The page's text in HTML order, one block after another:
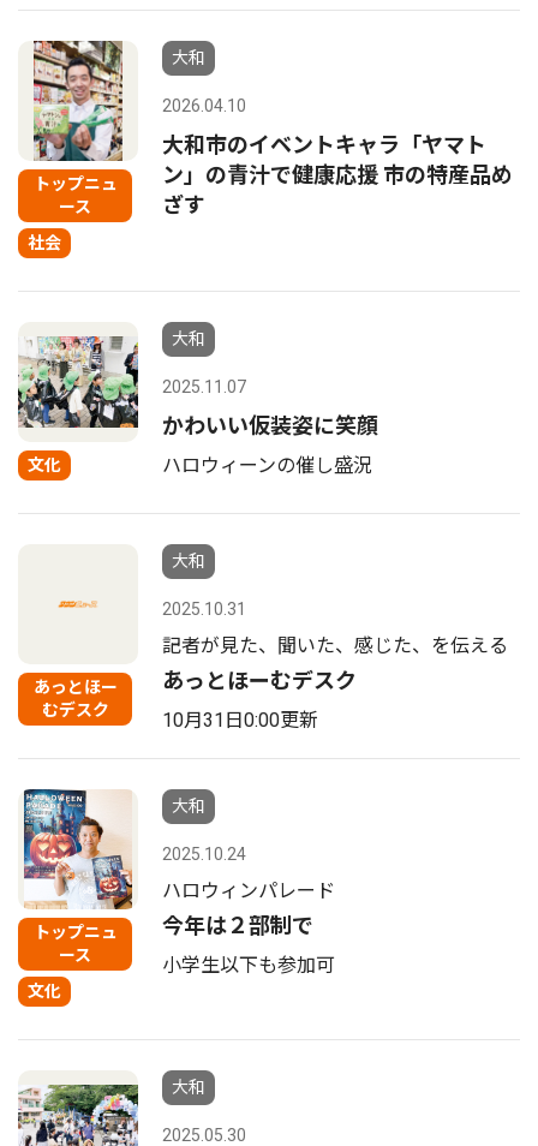
トップニュ
ース
社会
大和
2026.04.10
大和市のイベントキャラ「ヤマト
ン」の青汁で健康応援 市の特産品め
ざす
文化
大和
2025.11.07
かわいい仮装姿に笑顔
ハロウィーンの催し盛況
あっとほー
むデスク
大和
2025.10.31
記者が見た、聞いた、感じた、を伝える
あっとほーむデスク
10月31日0:00更新
トップニュ
ース
文化
大和
2025.10.24
ハロウィンパレード
今年は２部制で
小学生以下も参加可
大和
2025.05.30